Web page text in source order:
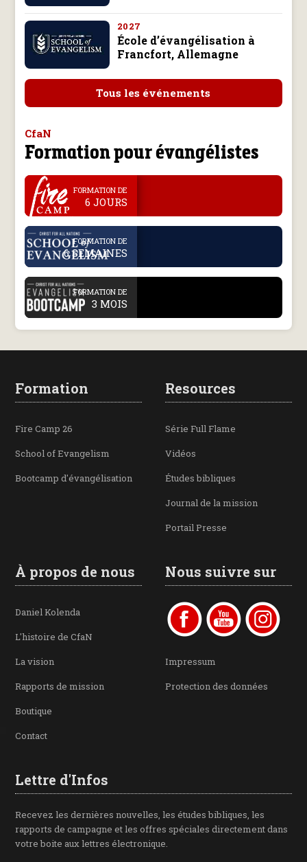
2027
École d’évangélisation à
Francfort, Allemagne
Tous les événements
CfaN
Formation pour évangélistes
. FORMATION DE
6 JOURS
. FORMATION DE
6 SEMAINES
. FORMATION DE
3 MOIS
Formation
Fire Camp 26
School of Evangelism
Bootcamp d'évangélisation
Resources
Série Full Flame
Vidéos
Études bibliques
Journal de la mission
Portail Presse
À propos de nous
Daniel Kolenda
L'histoire de CfaN
La vision
Rapports de mission
Boutique
Contact
Nous suivre sur
Impressum
Protection des données
Lettre d'Infos
Recevez les dernières nouvelles, les études bibliques, les
rapports de campagne et les offres spéciales directement dans
votre boite aux lettres électronique.